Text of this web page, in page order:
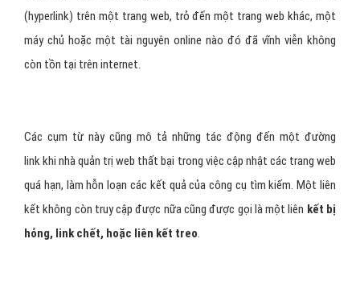
(hyperlink) trên một trang web, trỏ đến một trang web khác, một
máy chủ hoặc một tài nguyên online nào đó đã vĩnh viễn không
còn tồn tại trên internet.
Các cụm từ này cũng mô tả những tác động đến một đường
link khi nhà quản trị web thất bại trong việc cập nhật các trang web
quá hạn, làm hỗn loạn các kết quả của công cụ tìm kiếm. Một liên
kết không còn truy cập được nữa cũng được gọi là một liên kết bị
hỏng, link chết, hoặc liên kết treo.